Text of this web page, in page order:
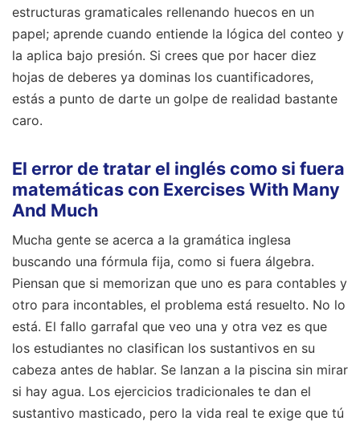
estructuras gramaticales rellenando huecos en un
papel; aprende cuando entiende la lógica del conteo y
la aplica bajo presión. Si crees que por hacer diez
hojas de deberes ya dominas los cuantificadores,
estás a punto de darte un golpe de realidad bastante
caro.
El error de tratar el inglés como si fuera
matemáticas con Exercises With Many
And Much
Mucha gente se acerca a la gramática inglesa
buscando una fórmula fija, como si fuera álgebra.
Piensan que si memorizan que uno es para contables y
otro para incontables, el problema está resuelto. No lo
está. El fallo garrafal que veo una y otra vez es que
los estudiantes no clasifican los sustantivos en su
cabeza antes de hablar. Se lanzan a la piscina sin mirar
si hay agua. Los ejercicios tradicionales te dan el
sustantivo masticado, pero la vida real te exige que tú